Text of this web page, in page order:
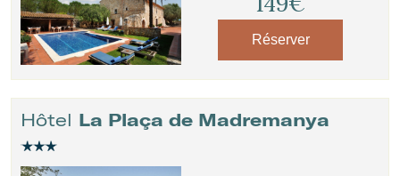
Réserver
Hôtel La Plaça de Madremanya